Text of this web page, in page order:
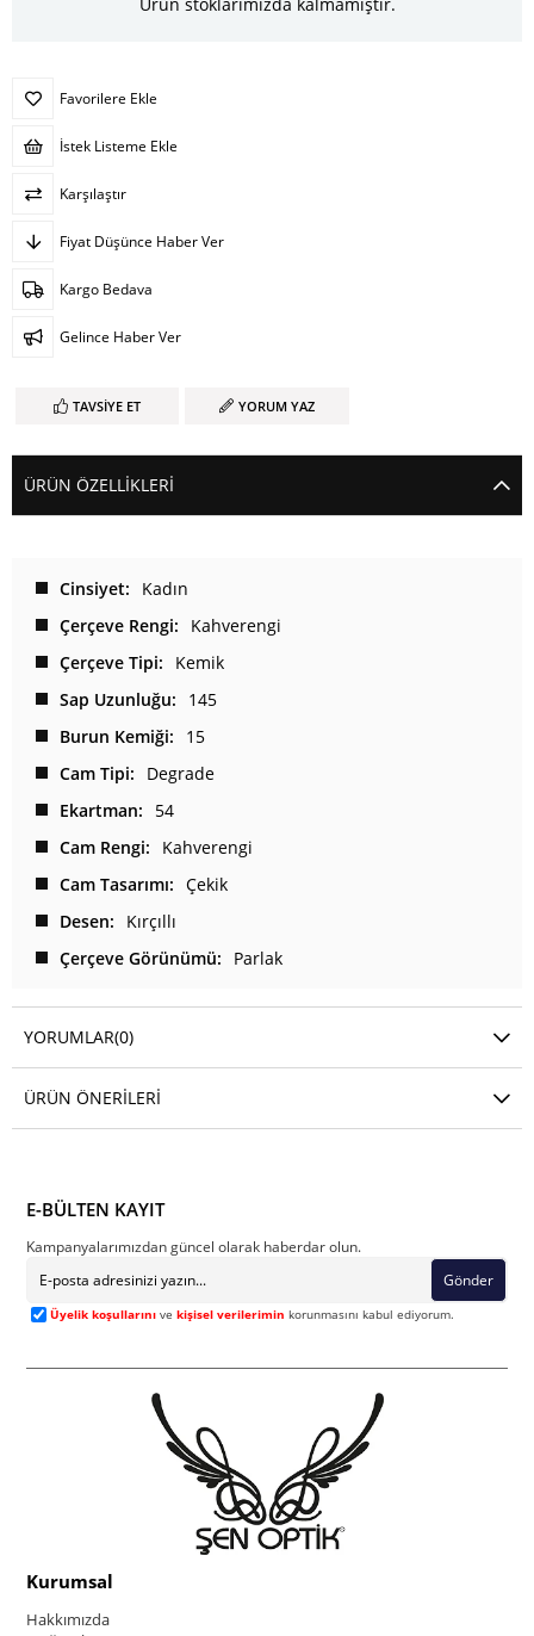
Ürün stoklarımızda kalmamıştır.
Favorilere Ekle
İstek Listeme Ekle
Karşılaştır
Fiyat Düşünce Haber Ver
Kargo Bedava
Gelince Haber Ver
TAVSIYE ET YORUM YAZ
ÜRÜN ÖZELLIKLERI
Cinsiyet
Kadın
Çerçeve Rengi
Kahverengi
Çerçeve Tipi
Kemik
Sap Uzunluğu
145
Burun Kemiği
15
Cam Tipi
Degrade
Ekartman
54
Cam Rengi
Kahverengi
Cam Tasarımı
Çekik
Desen
Kırçıllı
Çerçeve Görünümü
Parlak
YORUMLAR(0)
ÜRÜN ÖNERILERI
E-BÜLTEN KAYIT
Kampanyalarımızdan güncel olarak haberdar olun.
Gönder
Üyelik koşullarını vekişisel verilerimin korunmasını kabul ediyorum.
Kurumsal
Hakkımızda